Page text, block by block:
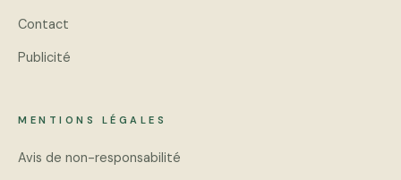
Contact
Publicité
MENTIONS LÉGALES
Avis de non-responsabilité